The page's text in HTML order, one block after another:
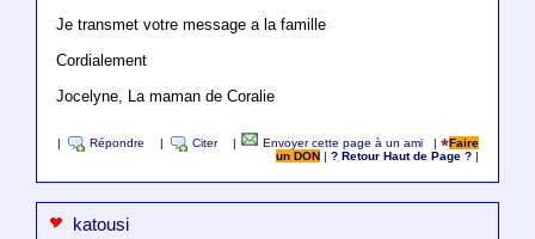
Je transmet votre message a la famille
Cordialement
Jocelyne, La maman de Coralie
Répondre Citer Envoyer cette page à un ami |
Faire
un DON
|? Retour Haut de Page ?
katousi